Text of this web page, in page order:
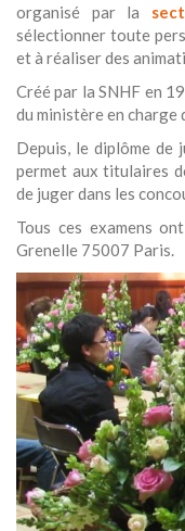
organisé par la
sélectionner toute
et à réaliser des
Créé par la SNHF en
du ministère en charge
Depuis, le diplôme
permet aux titulaires
de juger dans les
Tous ces examens
Grenelle 75007 Paris.